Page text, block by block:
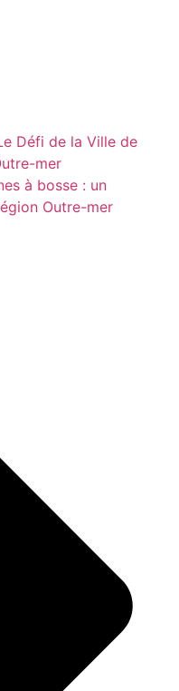
Défi de la Ville de
mer
à bosse : un
Outre-mer